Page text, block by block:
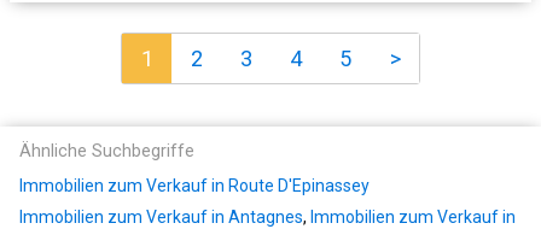
1 2 3 4 5 >
Ähnliche Suchbegriffe
Immobilien zum Verkauf in Route D'Epinassey
Immobilien zum Verkauf in Antagnes, Immobilien zum Verkauf in